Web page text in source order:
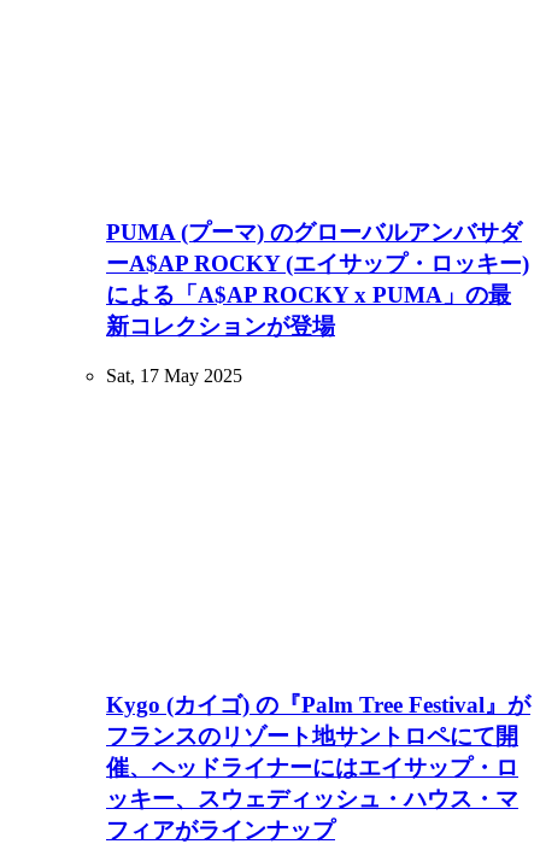
PUMA (プーマ) のグローバルアンバサダ
ーA$AP ROCKY (エイサップ・ロッキー)
による「A$AP ROCKY x PUMA」の最
新コレクションが登場
Sat, 17 May 2025
Kygo (カイゴ) の『Palm Tree Festival』が
フランスのリゾート地サントロペにて開
催、ヘッドライナーにはエイサップ・ロ
ッキー、スウェディッシュ・ハウス・マ
フィアがラインナップ